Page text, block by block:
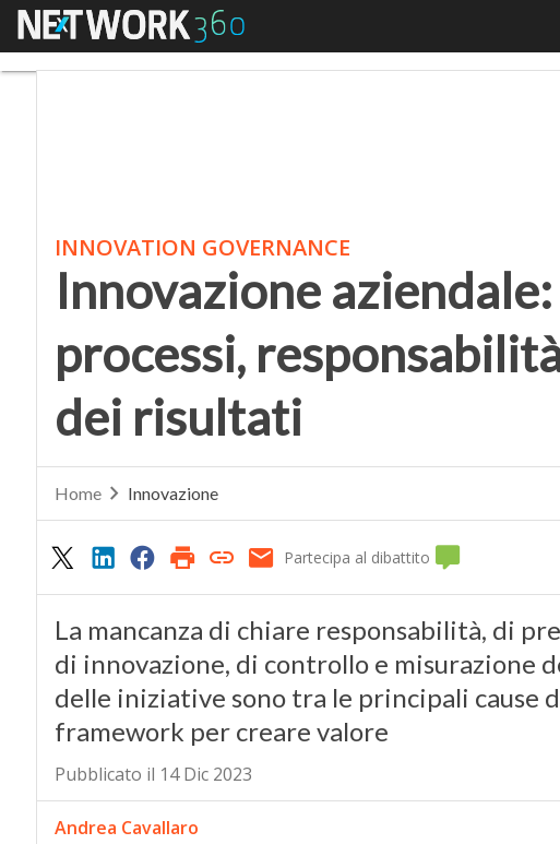
Menu
INNOVATION GOVERNANCE
Innovazione
processi,
dei risultati
Home Innovazione
Partecipa al dibattito
La mancanza di chiare responsabilità, di
di innovazione, di controllo e misurazione
delle iniziative sono tra le principali cause
framework per creare valore
Pubblicato il 14 Dic 2023
Andrea Cavallaro